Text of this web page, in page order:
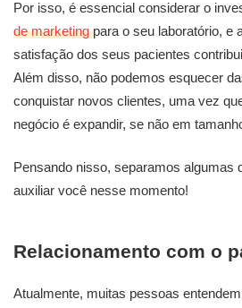
Por isso, é essencial considerar o
de marketingpara o seu laboratório, e
satisfação dos seus pacientes
Além disso, não podemos esquecer
conquistar novos clientes, uma vez
negócio é expandir, se não em
Pensando nisso, separamos algumas
auxiliar você nesse momento!
Relacionamento com o
Atualmente, muitas pessoas